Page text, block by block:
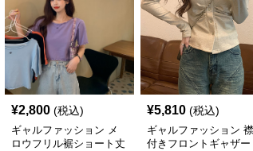
¥2,800 (税込)
ギャルファッション メ
ロウフリル裾ショート丈
¥5,810 (税込)
ギャルファッション 襟
付きフロントギャザー